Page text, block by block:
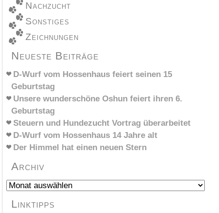
Nachzucht
Sonstiges
Zeichnungen
Neueste Beiträge
D-Wurf vom Hossenhaus feiert seinen 15
Geburtstag
Unsere wunderschöne Oshun feiert ihren 6.
Geburtstag
Steuern und Hundezucht Vortrag überarbeitet
D-Wurf vom Hossenhaus 14 Jahre alt
Der Himmel hat einen neuen Stern
Archiv
Archiv
Linktipps